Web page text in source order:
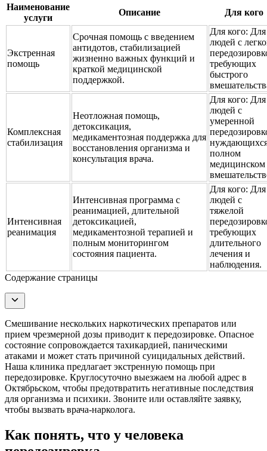
Наименование
услуги
Описание Для кого
Экстренная
помощь
Срочная помощь с введением
антидотов, стабилизацией
жизненно важных функций и
краткой медицинской
поддержкой.
Для кого: Для
людей с
требующих
быстрого
Комплексная
стабилизация
Неотложная помощь,
детоксикация,
медикаментозная поддержка для
восстановления организма и
консультация врача.
Для кого: Для
людей с
умеренной
полном
медицинском
Интенсивная
реанимация
Интенсивная программа с
реанимацией, длительной
детоксикацией,
медикаментозной терапией и
полным мониторингом
состояния пациента.
Для кого: Для
людей с
тяжелой
требующих
длительного
лечения и
наблюдения.
Содержание страницы
Смешивание нескольких наркотических препаратов или
прием чрезмерной дозы приводит к передозировке. Опасное
состояние сопровождается тахикардией, паническими
атаками и может стать причиной суицидальных действий.
Наша клиника предлагает экстренную помощь при
передозировке. Круглосуточно выезжаем на любой адрес в
Октябрьском, чтобы предотвратить негативные последствия
для организма и психики. Звоните или оставляйте заявку,
чтобы вызвать врача-нарколога.
Как понять, что у человека